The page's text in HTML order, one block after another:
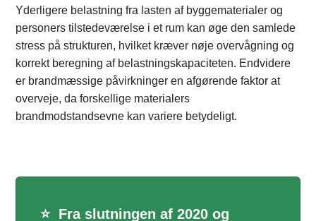
Yderligere belastning fra lasten af byggematerialer og
personers tilstedeværelse i et rum kan øge den samlede
stress på strukturen, hvilket kræver nøje overvågning og
korrekt beregning af belastningskapaciteten. Endvidere
er brandmæssige påvirkninger en afgørende faktor at
overveje, da forskellige materialers
brandmodstandsevne kan variere betydeligt.
⭐ Fra slutningen af 2020 og